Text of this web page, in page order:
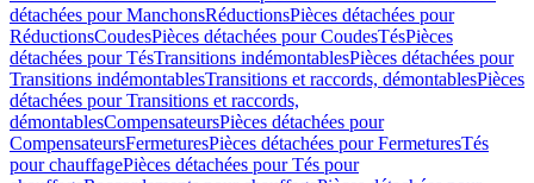
détachées pour ManchonsRéductionsPièces détachées pour
RéductionsCoudesPièces détachées pour CoudesTésPièces
détachées pour TésTransitions indémontablesPièces détachées pour
Transitions indémontablesTransitions et raccords, démontablesPièces
détachées pour Transitions et raccords,
démontablesCompensateursPièces détachées pour
CompensateursFermeturesPièces détachées pour FermeturesTés
pour chauffagePièces détachées pour Tés pour